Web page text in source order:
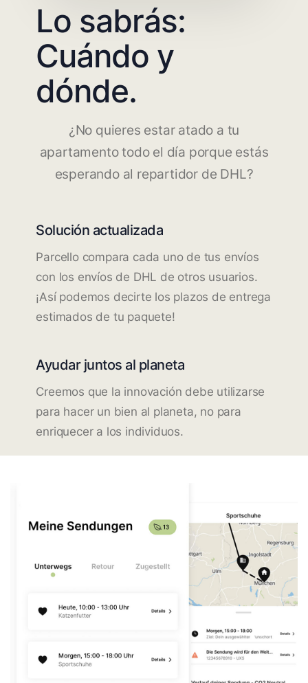
Lo sabrás:
Cuándo y
dónde.
¿No quieres estar atado a tu
apartamento todo el día porque estás
esperando al repartidor de DHL?
Solución actualizada
Parcello compara cada uno de tus envíos
con los envíos de DHL de otros usuarios.
¡Así podemos decirte los plazos de entrega
estimados de tu paquete!
Ayudar juntos al planeta
Creemos que la innovación debe utilizarse
para hacer un bien al planeta, no para
enriquecer a los individuos.